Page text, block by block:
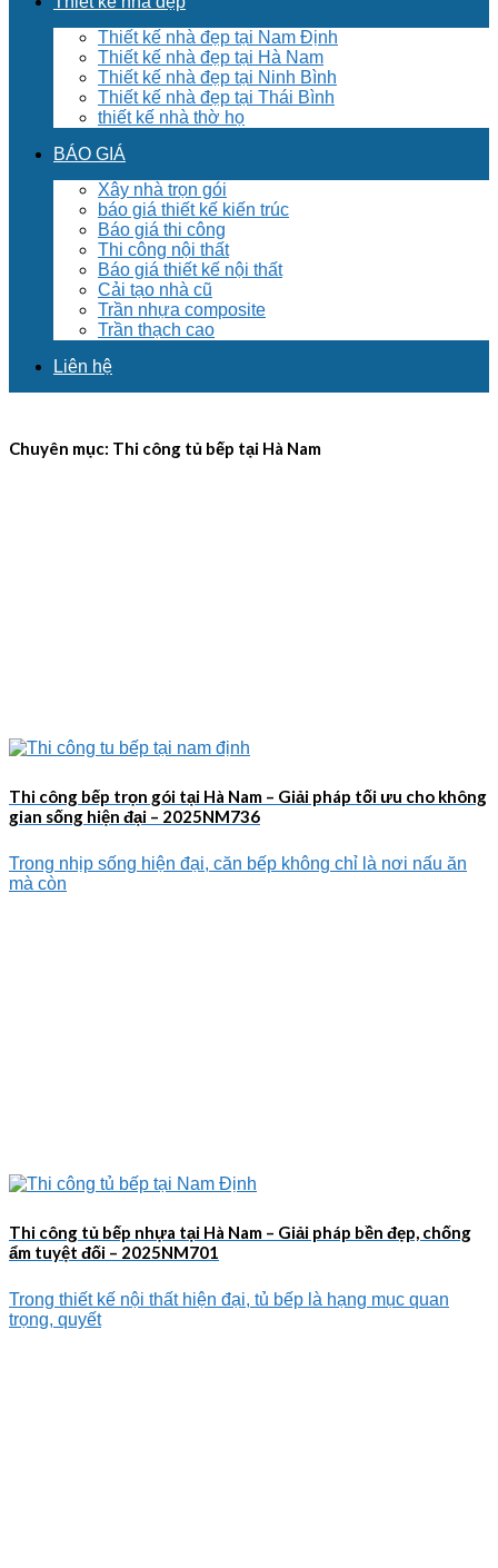
Thiết kế nhà đẹp tại Nam Định
Thiết kế nhà đẹp tại Hà Nam
Thiết kế nhà đẹp tại Ninh Bình
Thiết kế nhà đẹp tại Thái Bình
thiết kế nhà thờ họ
BÁO GIÁ
Xây nhà trọn gói
báo giá thiết kế kiến trúc
Báo giá thi công
Thi công nội thất
Báo giá thiết kế nội thất
Cải tạo nhà cũ
Trần nhựa composite
Trần thạch cao
Liên hệ
Chuyên mục: Thi công tủ bếp tại Hà Nam
Thi công bếp trọn gói tại Hà Nam – Giải pháp tối ưu cho không
gian sống hiện đại – 2025NM736
Trong nhịp sống hiện đại, căn bếp không chỉ là nơi nấu ăn
mà còn
Thi công tủ bếp nhựa tại Hà Nam – Giải pháp bền đẹp, chống
ẩm tuyệt đối – 2025NM701
Trong thiết kế nội thất hiện đại, tủ bếp là hạng mục quan
trọng, quyết